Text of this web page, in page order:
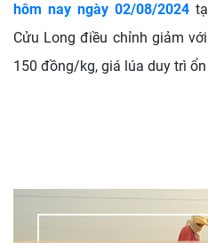
hôm nay ngày 02/08/2024
Cửu Long điều chỉnh giảm
150 đồng/kg, giá lúa duy trì